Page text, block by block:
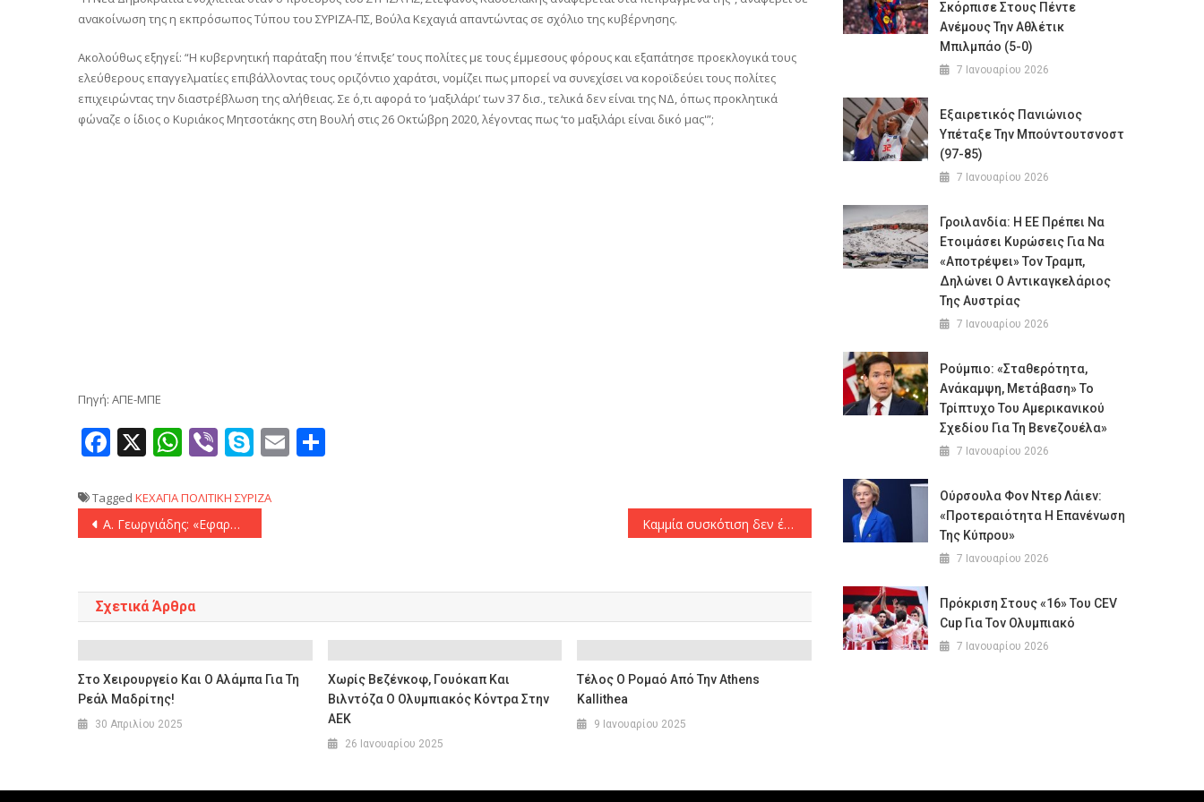
ανακοίνωση της η εκπρόσωπος Τύπου του ΣΥΡΙΖΑ-ΠΣ, Βούλα Κεχαγιά απαντώντας σε σχόλιο της κυβέρνησης.
Ακολούθως εξηγεί: “Η κυβερνητική παράταξη που ‘έπνιξε’ τους πολίτες με τους έμμεσους φόρους και εξαπάτησε προεκλογικά τους
ελεύθερους επαγγελματίες επιβάλλοντας τους οριζόντιο χαράτσι, νομίζει πως μπορεί να συνεχίσει να κοροϊδεύει τους πολίτες
επιχειρώντας την διαστρέβλωση της αλήθειας. Σε ό,τι αφορά το ‘μαξιλάρι’ των 37 δισ., τελικά δεν είναι της ΝΔ, όπως προκλητικά
φώναζε ο ίδιος ο Κυριάκος Μητσοτάκης στη Βουλή στις 26 Οκτώβρη 2020, λέγοντας πως ‘το μαξιλάρι είναι δικό μας'”;
Πηγή: ΑΠΕ-ΜΠΕ
Facebook
X WhatsApp
ViberSkype
Email
Tagged ΚΕΧΑΓΙΑΠΟΛΙΤΙΚΗ ΣΥΡΙΖΑ
Πλοήγηση
Α. Γεωργιάδης: «Εφαρμόζουμε κανόνες κοινής λογικής στον 21ο αιώνα» Καμμία συσκότιση δεν έχει υπάρξει για το τροχαίο δυστύχημα τον Μάρτιο του 2021 στην είσοδο της Βουλής- Όλο το βιντεοληπτικό υλικό παραδόθηκε άμεσα στην αρμόδια προανακριτική αρχή.
Σχετικά Άρθρα
Στο Χειρουργείο Και Ο Αλάμπα Για Τη
Ρεάλ Μαδρίτης!
30 Απριλίου 2025
Χωρίς Βεζένκοφ, Γουόκαπ Και
Βιλντόζα Ο Ολυμπιακός Κόντρα Στην
ΑΕΚ
26 Ιανουαρίου 2025
Τέλος Ο Ρομαό Από Την Athens
Kallithea
9 Ιανουαρίου 2025
Σκόρπισε Στους Πέντε
Ανέμους Την Αθλέτικ
Μπιλμπάο (5-0)
7 Ιανουαρίου 2026
Εξαιρετικός Πανιώνιος
Υπέταξε Την Μπούντουτσνοστ
(97-85)
7 Ιανουαρίου 2026
Γροιλανδία: Η ΕΕ Πρέπει Να
Ετοιμάσει Κυρώσεις Για Να
«αποτρέψει» Τον Τραμπ,
Δηλώνει Ο Αντικαγκελάριος
Της Αυστρίας
7 Ιανουαρίου 2026
Ρούμπιο: «Σταθερότητα,
Ανάκαμψη, Μετάβαση» Το
Τρίπτυχο Του Αμερικανικού
Σχεδίου Για Τη Βενεζουέλα»
7 Ιανουαρίου 2026
Ούρσουλα Φον Ντερ Λάιεν:
«Προτεραιότητα Η Επανένωση
Της Κύπρου»
7 Ιανουαρίου 2026
Πρόκριση Στους «16» Του CEV
Cup Για Τον Ολυμπιακό
7 Ιανουαρίου 2026